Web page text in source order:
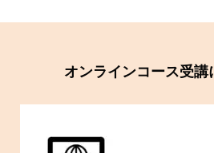
オンラインコース受講